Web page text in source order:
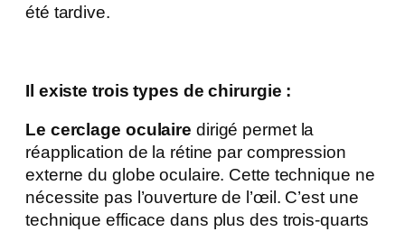
été tardive.
Il existe trois types de chirurgie :
Le cerclage oculaire dirigé permet la
réapplication de la rétine par compression
externe du globe oculaire. Cette technique ne
nécessite pas l’ouverture de l’œil. C’est une
technique efficace dans plus des trois-quarts